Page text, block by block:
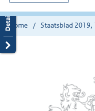
hier:
Home Staatsblad 2019,